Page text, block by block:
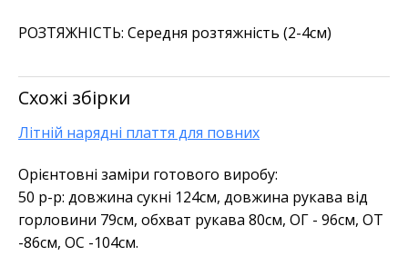
РОЗТЯЖНІСТЬ: Середня розтяжність (2-4см)
Схожі збірки
Літній нарядні плаття для повних
Орієнтовні заміри готового виробу:
50 р-р: довжина сукні 124см, довжина рукава від
горловини 79см, обхват рукава 80см, ОГ - 96см, ОТ
-86см, OC -104см.